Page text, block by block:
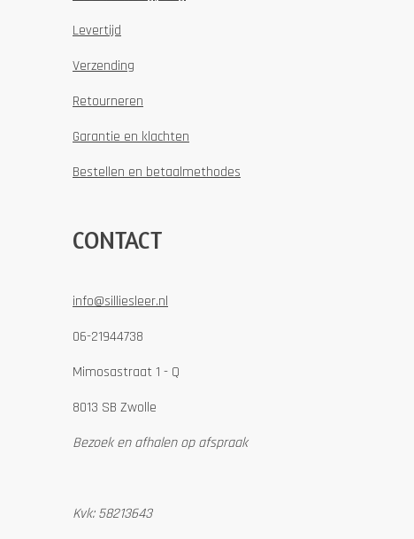
Levertijd
Verzending
Retourneren
Garantie en klachten
Bestellen en betaalmethodes
CONTACT
info@silliesleer.nl
06-21944738
Mimosastraat 1 - Q
8013 SB Zwolle
Bezoek en afhalen op afspraak
Kvk: 58213643